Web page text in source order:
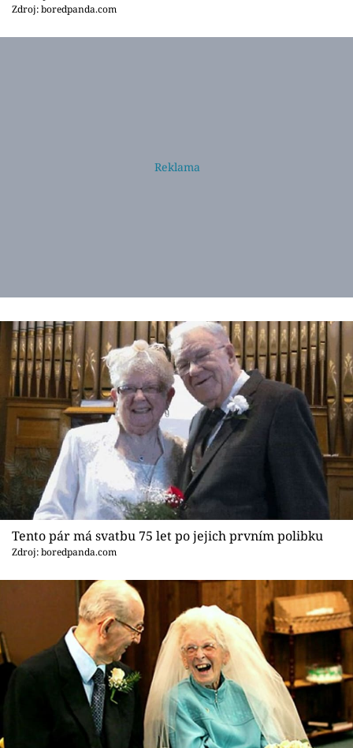
Zdroj: boredpanda.com
Tento pár má svatbu 75 let po jejich prvním polibku
Zdroj: boredpanda.com